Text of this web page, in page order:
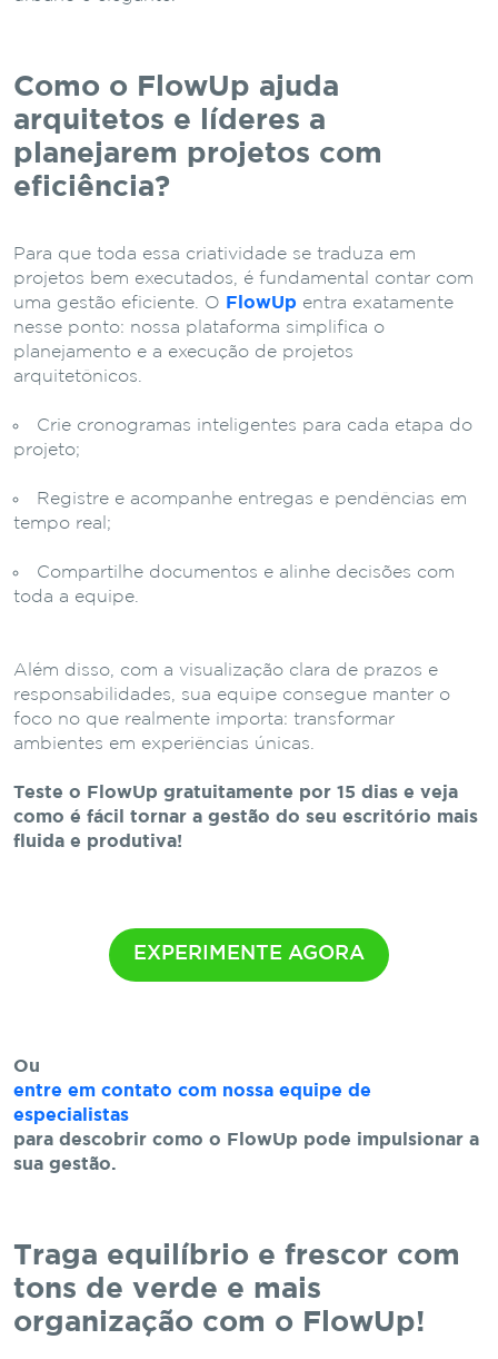
Como o FlowUp ajuda
arquitetos e líderes a
planejarem projetos com
eficiência?
Para que toda essa criatividade se traduza em
projetos bem executados, é fundamental contar com
uma gestão eficiente. O FlowUp entra exatamente
nesse ponto: nossa plataforma simplifica o
planejamento e a execução de projetos
arquitetônicos.
Crie cronogramas inteligentes para cada etapa do
projeto;
Registre e acompanhe entregas e pendências em
tempo real;
Compartilhe documentos e alinhe decisões com
toda a equipe.
Além disso, com a visualização clara de prazos e
responsabilidades, sua equipe consegue manter o
foco no que realmente importa: transformar
ambientes em experiências únicas.
Teste o FlowUp gratuitamente por 15 dias e veja
como é fácil tornar a gestão do seu escritório mais
fluida e produtiva!
EXPERIMENTE AGORA
Ou
entre em contato com nossa equipe de
especialistas
para descobrir como o FlowUp pode impulsionar a
sua gestão.
Traga equilíbrio e frescor com
tons de verde e mais
organização com o FlowUp!